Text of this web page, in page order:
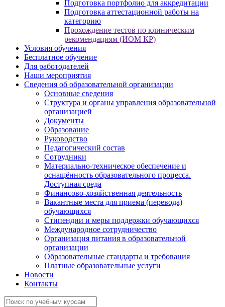
Подготовка портфолио для аккредитации
Подготовка аттестационной работы на
категорию
Прохождение тестов по клиническим
рекомендациям (ИОМ КР)
Условия обучения
Бесплатное обучение
Для работодателей
Наши мероприятия
Сведения об образовательной организации
Основные сведения
Структура и органы управления образовательной
организацией
Документы
Образование
Руководство
Педагогический состав
Сотрудники
Материально-техническое обеспечение и
оснащённость образовательного процесса.
Доступная среда
Финансово-хозяйственная деятельность
Вакантные места для приема (перевода)
обучающихся
Стипендии и меры поддержки обучающихся
Международное сотрудничество
Организация питания в образовательной
организации
Образовательные стандарты и требования
Платные образовательные услуги
Новости
Контакты